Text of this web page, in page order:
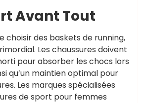
Avant Tout
choisir des baskets de running,
Les chaussures doivent
pour absorber les chocs lors
qu’un maintien optimal pour
Les marques spécialisées
de sport pour femmes